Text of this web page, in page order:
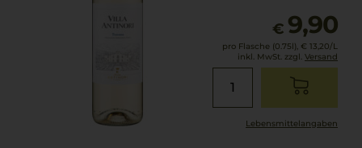
€ 9,90
pro Flasche (0.75l), € 13,20/L
inkl. MwSt. zzgl. Versand
Lebensmittel­angaben